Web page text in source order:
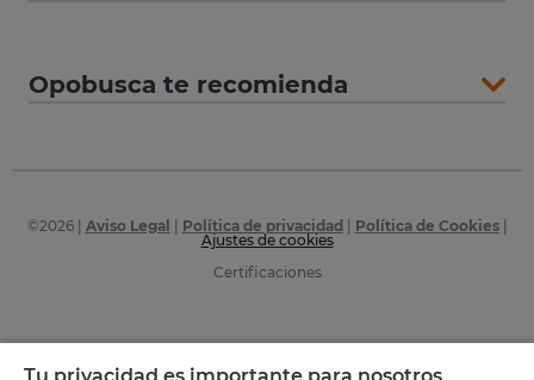
Opobusca te recomienda
©2026| Aviso Legal Política de privacidad Política de Cookies|
Ajustes de cookies
Certificaciones